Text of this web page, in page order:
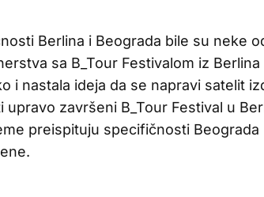
Berlina i Beograda bile su neke
sa B_Tour Festivalom iz
i nastala ideja da se napravi satelit
završeni B_Tour Festival u
preispituju specifičnosti Beograda